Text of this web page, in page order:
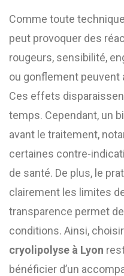
Comme toute
peut provoquer des
rougeurs, sensibilité,
ou gonflement peuvent
Ces effets
temps. Cependant, un
avant le traitement,
certaines contre-
de santé. De plus, le
clairement les limites
transparence permet
conditions. Ainsi,
cryolipolyse à Lyon
bénéficier d’un